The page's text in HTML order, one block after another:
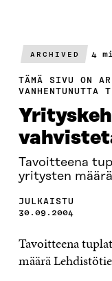
ARCHIVED 4
TÄMÄ SIVU ON
VANHENTUNUTTA
Tavoitteena
yritysten määrä
JULKAISTU
30.09.2004
Tavoitteena
määrä